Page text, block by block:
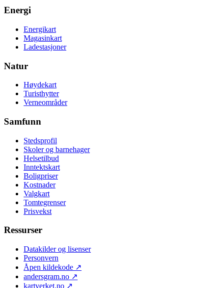
Energi
Energikart
Magasinkart
Ladestasjoner
Natur
Høydekart
Turisthytter
Verneområder
Samfunn
Stedsprofil
Skoler og barnehager
Helsetilbud
Inntektskart
Boligpriser
Kostnader
Valgkart
Tomtegrenser
Prisvekst
Ressurser
Datakilder og lisenser
Personvern
Åpen kildekode ↗
andersgram.no ↗
kartverket.no ↗